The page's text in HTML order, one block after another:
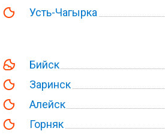
Усть-Чагырка
Бийск
Заринск
Алейск
Горняк